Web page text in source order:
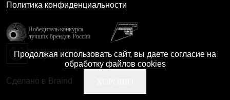
Политика конфиденциальности
Победитель конкурса
лучших брендов России
Калибр
Сделано в Braind
Продолжая использовать сайт, вы даете согласие на
обработку файлов cookies